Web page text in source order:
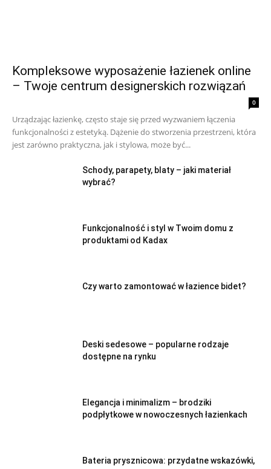
Kompleksowe wyposażenie łazienek online
– Twoje centrum designerskich rozwiązań
0
Urządzając łazienkę, często staje się przed wyzwaniem łączenia
funkcjonalności z estetyką. Dążenie do stworzenia przestrzeni, która
jest zarówno praktyczna, jak i stylowa, może być...
Schody, parapety, blaty – jaki materiał
wybrać?
Funkcjonalność i styl w Twoim domu z
produktami od Kadax
Czy warto zamontować w łazience bidet?
Deski sedesowe – popularne rodzaje
dostępne na rynku
Elegancja i minimalizm – brodziki
podpłytkowe w nowoczesnych łazienkach
Bateria prysznicowa: przydatne wskazówki,